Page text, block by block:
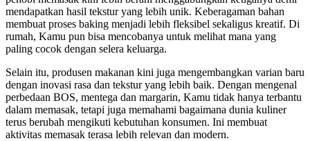
mendapatkan hasil tekstur yang lebih unik. Keberagaman bahan
membuat proses baking menjadi lebih fleksibel sekaligus kreatif. Di
rumah, Kamu pun bisa mencobanya untuk melihat mana yang
paling cocok dengan selera keluarga.
Selain itu, produsen makanan kini juga mengembangkan varian baru
dengan inovasi rasa dan tekstur yang lebih baik. Dengan mengenal
perbedaan BOS, mentega dan margarin, Kamu tidak hanya terbantu
dalam memasak, tetapi juga memahami bagaimana dunia kuliner
terus berubah mengikuti kebutuhan konsumen. Ini membuat
aktivitas memasak terasa lebih relevan dan modern.